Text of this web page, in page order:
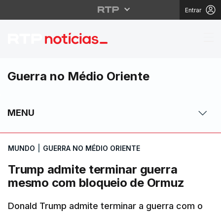
Entrar
Trump admite
Guerra no Médio Oriente
MENU
MUNDO GUERRA NO MÉDIO ORIENTE
Trump admite terminar guerra
mesmo com bloqueio de Ormuz
Donald Trump admite terminar a guerra com o